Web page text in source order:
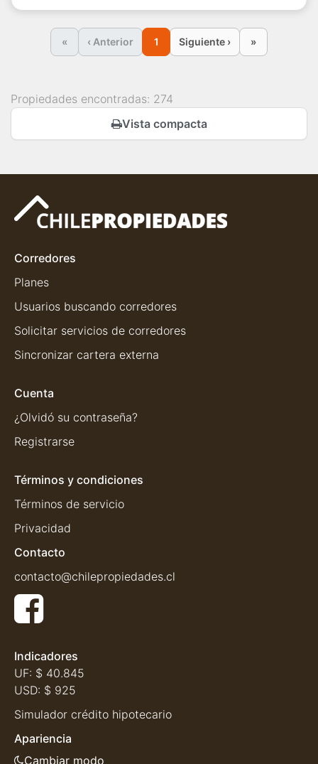
« ‹ Anterior 1 Siguiente › »
Propiedades encontradas: 274
Vista compacta
Corredores
Planes
Usuarios buscando corredores
Solicitar servicios de corredores
Sincronizar cartera externa
Cuenta
¿Olvidó su contraseña?
Registrarse
Términos y condiciones
Términos de servicio
Privacidad
Contacto
contacto@chilepropiedades.cl
Indicadores
UF: $ 40.845
USD: $ 925
Simulador crédito hipotecario
Apariencia
Cambiar modo